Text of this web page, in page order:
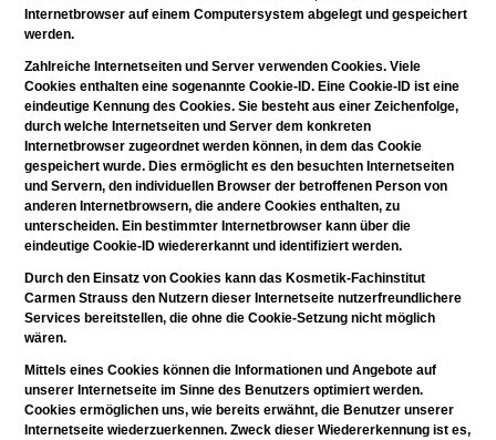
Internetbrowser auf einem Computersystem abgelegt und gespeichert
werden.
Zahlreiche Internetseiten und Server verwenden Cookies. Viele
Cookies enthalten eine sogenannte Cookie-ID. Eine Cookie-ID ist eine
eindeutige Kennung des Cookies. Sie besteht aus einer Zeichenfolge,
durch welche Internetseiten und Server dem konkreten
Internetbrowser zugeordnet werden können, in dem das Cookie
gespeichert wurde. Dies ermöglicht es den besuchten Internetseiten
und Servern, den individuellen Browser der betroffenen Person von
anderen Internetbrowsern, die andere Cookies enthalten, zu
unterscheiden. Ein bestimmter Internetbrowser kann über die
eindeutige Cookie-ID wiedererkannt und identifiziert werden.
Durch den Einsatz von Cookies kann das Kosmetik-Fachinstitut
Carmen Strauss den Nutzern dieser Internetseite nutzerfreundlichere
Services bereitstellen, die ohne die Cookie-Setzung nicht möglich
wären.
Mittels eines Cookies können die Informationen und Angebote auf
unserer Internetseite im Sinne des Benutzers optimiert werden.
Cookies ermöglichen uns, wie bereits erwähnt, die Benutzer unserer
Internetseite wiederzuerkennen. Zweck dieser Wiedererkennung ist es,